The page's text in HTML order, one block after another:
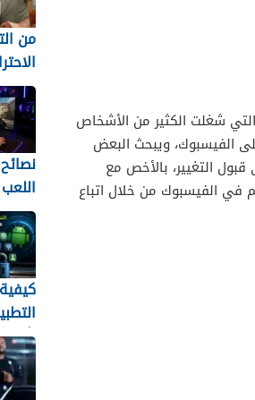
شغلت الكثير من الأشخاص
الفيسبوك، ويبحث البعض
التغيير، بالأخص مع
في الفيسبوك من خلال اتباع
لا
من
إلى